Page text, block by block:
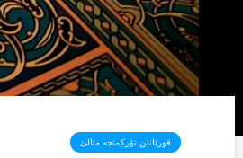
قورئانئن تۆرکمنجە مئالئ